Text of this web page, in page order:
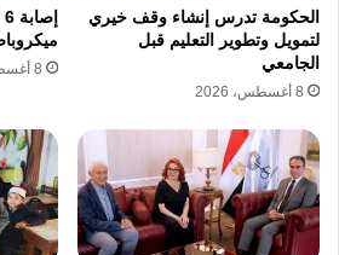
الهش”.
الحكومة تدرس إنشاء وقف خيري
لتمويل وتطوير التعليم قبل
الجامعي
8 أغسطس، 2026
8 أغسطس، 2026